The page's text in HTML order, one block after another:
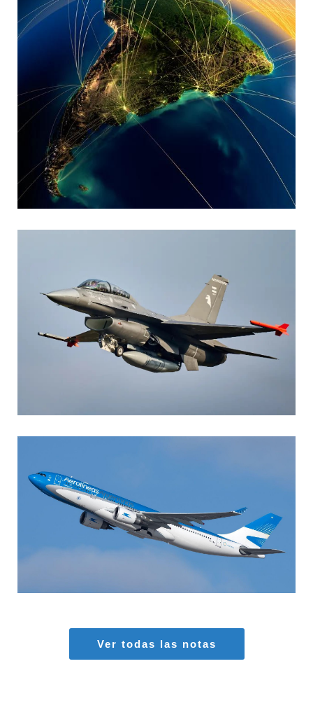
MARIA SONZINI
Aviación Comercial
Aviación General
AGUSTIN BOFFI
Aviación Militar, Fuerza Aérea Argentina
MARIA SONZINI
Ver todas las notas